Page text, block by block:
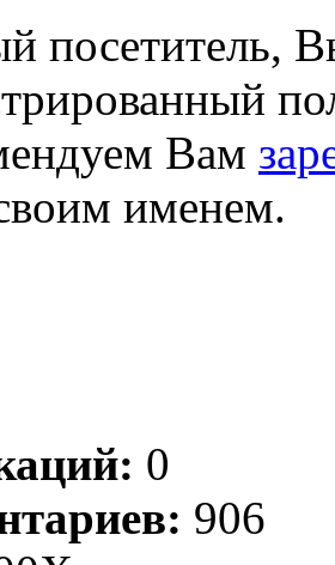
посетитель,
Вам
именем.
0
906